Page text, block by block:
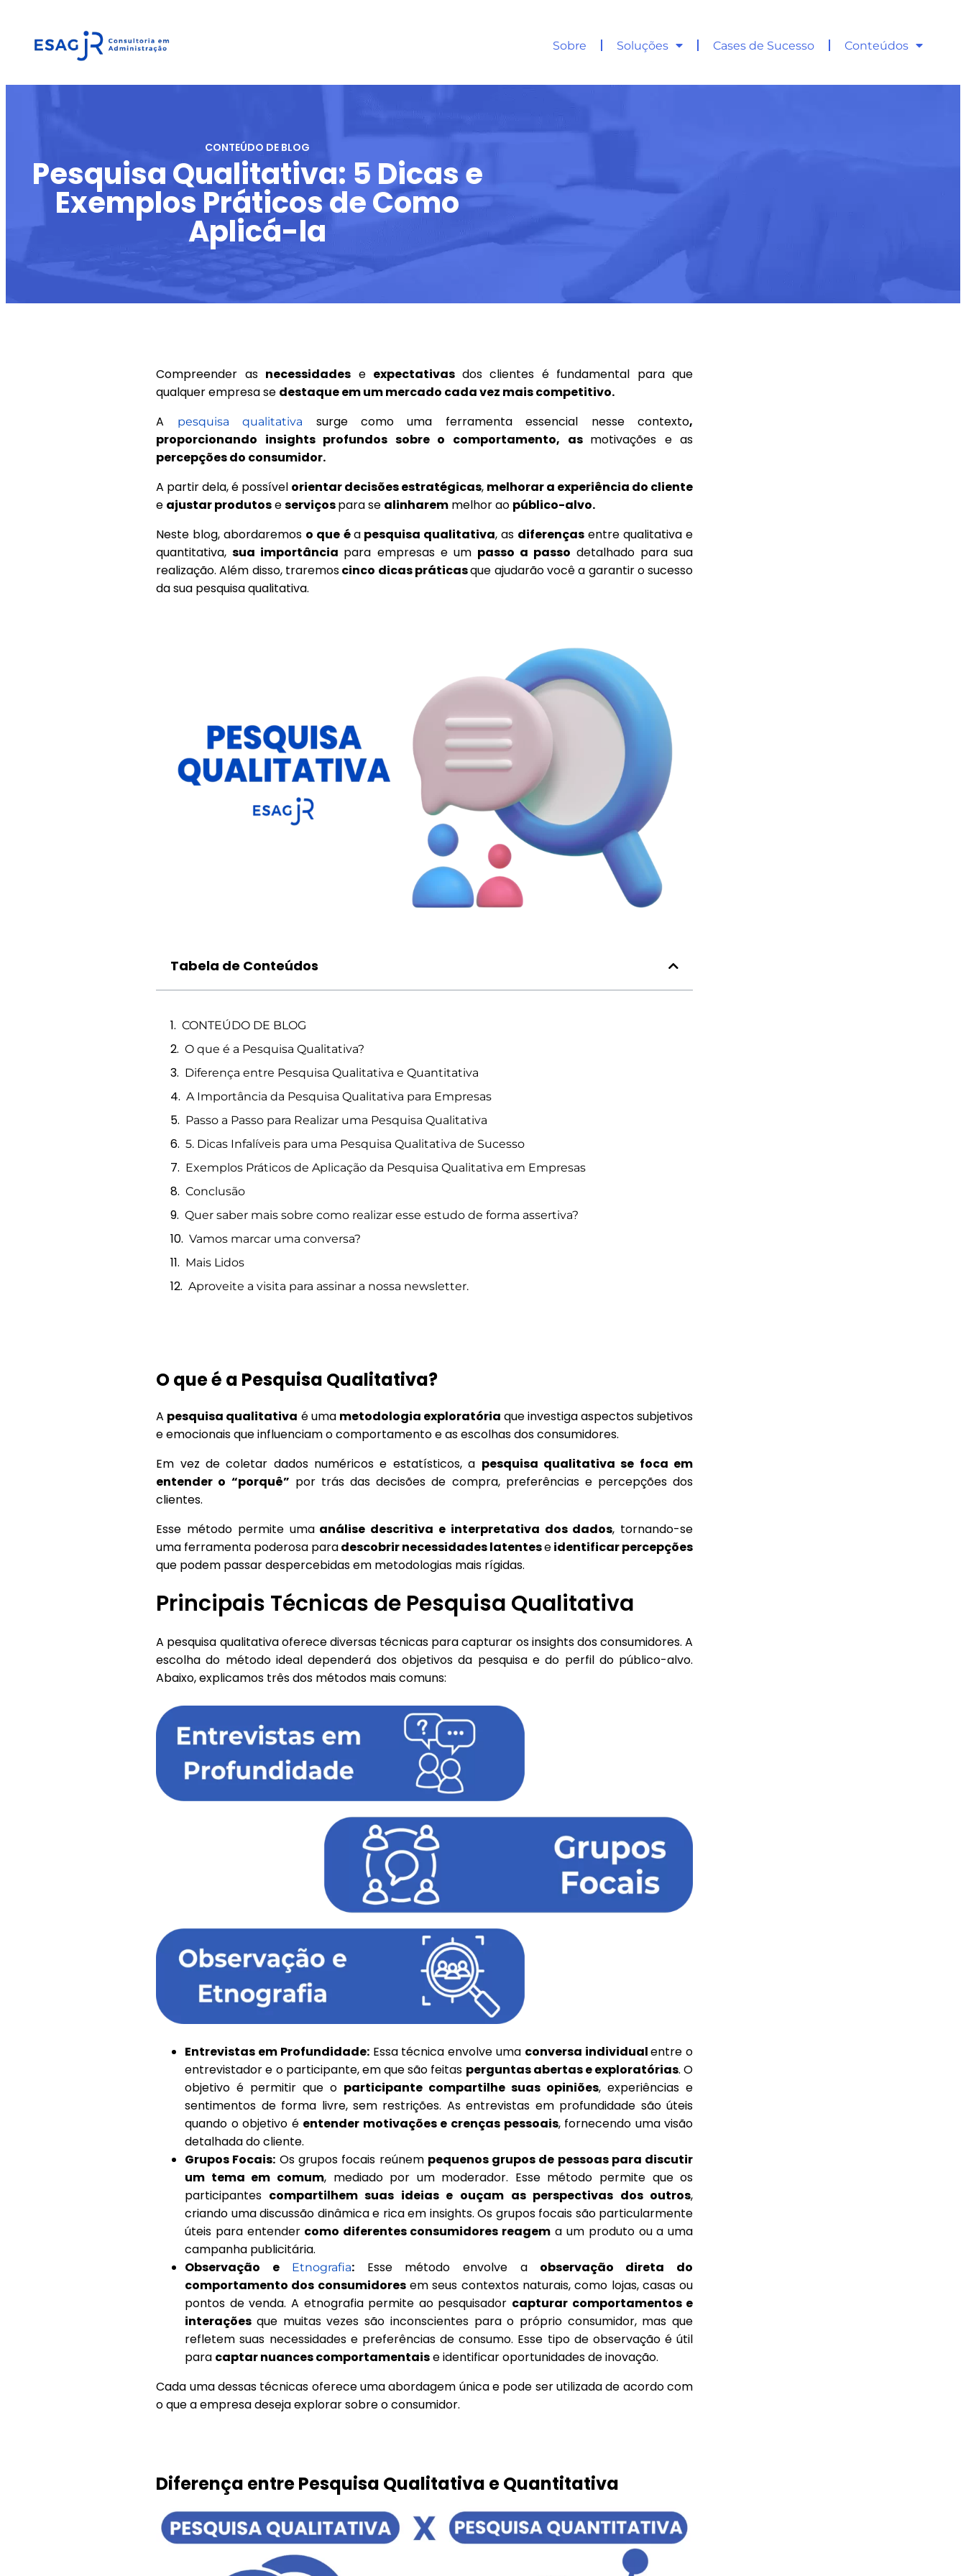
Sobre Soluções Cases de Sucesso Conteúdos
CONTEÚDO DE BLOG
Pesquisa Qualitativa: 5 Dicas e
Exemplos Práticos de Como
Aplicá-la
Compreender as necessidades e expectativas dos clientes é fundamental para que
qualquer empresa se destaque em um mercado cada vez mais competitivo.
A
pesquisa qualitativa surge como uma ferramenta essencial nesse contexto,
proporcionando insights profundos sobre o comportamento, as motivações e as
percepções do consumidor.
A partir dela, é possível orientar decisões estratégicas, melhorar a experiência do cliente
e ajustar produtoseserviçospara se alinharem melhor ao público-alvo.
Neste blog, abordaremos o que éapesquisa qualitativa, as diferençasentre qualitativa e
quantitativa,sua importância para empresas e um passo a passo detalhado para sua
realização. Além disso, traremoscinco dicas práticasque ajudarão você a garantir o sucesso
da sua pesquisa qualitativa.
Tabela de Conteúdos
CONTEÚDO DE BLOG
O que é a Pesquisa Qualitativa?
Diferença entre Pesquisa Qualitativa e Quantitativa
A Importância da Pesquisa Qualitativa para Empresas
Passo a Passo para Realizar uma Pesquisa Qualitativa
5. Dicas Infalíveis para uma Pesquisa Qualitativa de Sucesso
Exemplos Práticos de Aplicação da Pesquisa Qualitativa em Empresas
Conclusão
Quer saber mais sobre como realizar esse estudo de forma assertiva?
Vamos marcar uma conversa?
Mais Lidos
Aproveite a visita para assinar a nossa newsletter.
O que é a Pesquisa Qualitativa?
A pesquisa qualitativa é uma metodologia exploratória que investiga aspectos subjetivos
e emocionais que influenciam o comportamento e as escolhas dos consumidores.
Em vez de coletar dados numéricos e estatísticos, a pesquisa qualitativa se foca em
entender o “porquê” por trás das decisões de compra, preferências e percepções dos
clientes.
Esse método permite umaanálise descritiva e interpretativa dos dados, tornando-se
uma ferramenta poderosa paradescobrir necessidades latenteseidentificar percepções
que podem passar despercebidas em metodologias mais rígidas.
Principais Técnicas de Pesquisa Qualitativa
A pesquisa qualitativa oferece diversas técnicas para capturar os insights dos consumidores. A
escolha do método ideal dependerá dos objetivos da pesquisa e do perfil do público-alvo.
Abaixo, explicamos três dos métodos mais comuns:
Entrevistas em Profundidade:Essa técnica envolve uma conversa individualentre o
entrevistador e o participante, em que são feitas perguntas abertas e exploratórias. O
objetivo é permitir que o participante compartilhe suas opiniões, experiências e
sentimentos de forma livre, sem restrições. As entrevistas em profundidade são úteis
quando o objetivo é entender motivações e crenças pessoais, fornecendo uma visão
detalhada do cliente.
Grupos Focais: Os grupos focais reúnem pequenos grupos de pessoas para discutir
um tema em comum, mediado por um moderador. Esse método permite que os
participantes compartilhem suas ideias e ouçam as perspectivas dos outros,
criando uma discussão dinâmica e rica em insights. Os grupos focais são particularmente
úteis para entendercomo diferentes consumidores reagem a um produto ou a uma
campanha publicitária.
Observação e
Etnografia:Esse método envolve aobservação direta do
comportamento dos consumidoresem seus contextos naturais, como lojas, casas ou
pontos de venda. A etnografia permite ao pesquisador capturar comportamentos e
interações que muitas vezes são inconscientes para o próprio consumidor, mas que
refletem suas necessidades e preferências de consumo. Esse tipo de observação é útil
para captar nuances comportamentaise identificar oportunidades de inovação.
Cada uma dessas técnicas oferece uma abordagem única e pode ser utilizada de acordo com
o que a empresa deseja explorar sobre o consumidor.
Diferença entre Pesquisa Qualitativa e Quantitativa